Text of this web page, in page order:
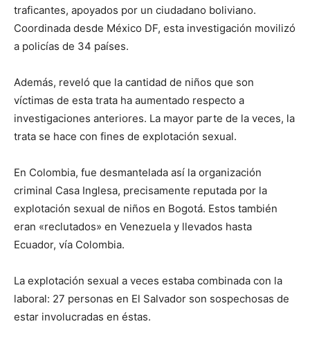
traficantes, apoyados por un ciudadano boliviano.
Coordinada desde México DF, esta investigación movilizó
a policías de 34 países.
Además, reveló que la cantidad de niños que son
víctimas de esta trata ha aumentado respecto a
investigaciones anteriores. La mayor parte de la veces, la
trata se hace con fines de explotación sexual.
En Colombia, fue desmantelada así la organización
criminal Casa Inglesa, precisamente reputada por la
explotación sexual de niños en Bogotá. Estos también
eran «reclutados» en Venezuela y llevados hasta
Ecuador, vía Colombia.
La explotación sexual a veces estaba combinada con la
laboral: 27 personas en El Salvador son sospechosas de
estar involucradas en éstas.